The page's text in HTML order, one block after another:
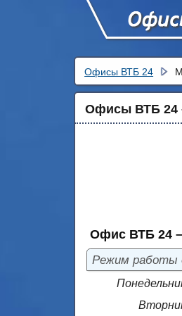
Офисы ВТБ 24
Офисы ВТБ 24
Офис ВТБ 24
Режим работы